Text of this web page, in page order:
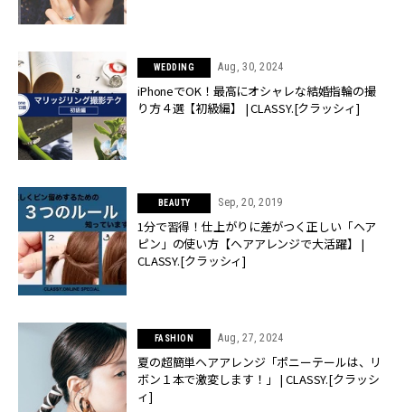
WEDDING Aug, 30, 2024
iPhoneでOK！最高にオシャレな結婚指輪の撮
り方４選【初級編】 | CLASSY.[クラッシィ]
BEAUTY Sep, 20, 2019
1分で習得！仕上がりに差がつく正しい「ヘア
ピン」の使い方【ヘアアレンジで大活躍】 |
CLASSY.[クラッシィ]
FASHION Aug, 27, 2024
夏の超簡単ヘアアレンジ「ポニーテールは、リ
ボン１本で激変します！」 | CLASSY.[クラッシ
ィ]